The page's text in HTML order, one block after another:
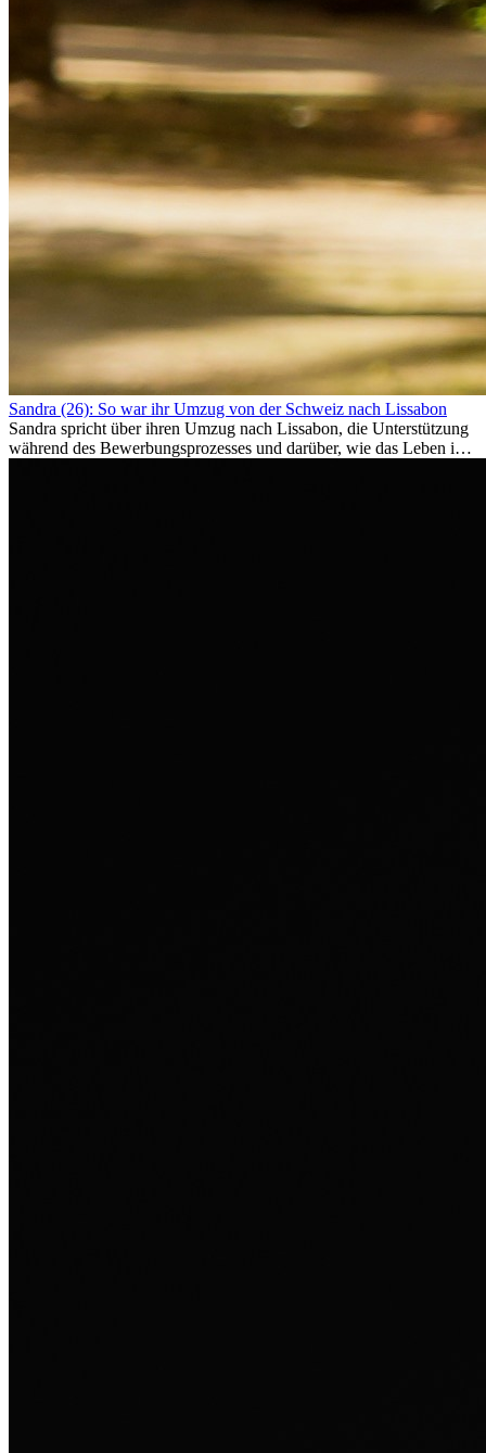
Sandra (26): So war ihr Umzug von der Schweiz nach Lissabon
Sandra spricht über ihren Umzug nach Lissabon, die Unterstützung
während des Bewerbungsprozesses und darüber, wie das Leben im